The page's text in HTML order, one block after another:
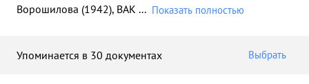
Ворошилова (1942), ВАК ... Показать полностью
Упоминается в 30 документах Выбрать